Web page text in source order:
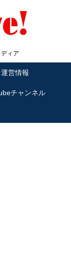
ィア
運営情報
チャンネル